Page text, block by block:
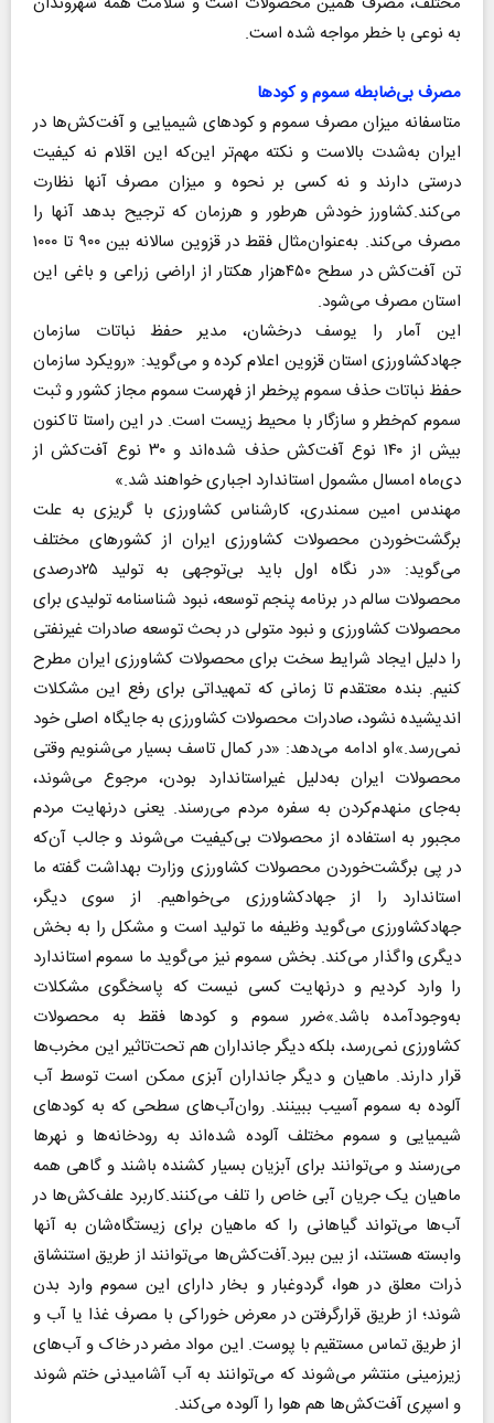
به نوعی با خطر مواجه شده است.
مصرف بی‌ضابطه سموم و کودها
متاسفانه میزان مصرف سموم و کودهای شیمیایی و آفت‌کش‌ها در
ایران به‌شدت بالاست و نکته مهم‌تر این‌که این اقلام نه کیفیت
درستی دارند و نه کسی بر نحوه و میزان مصرف آنها نظارت
می‌کند.کشاورز خودش هرطور و هرزمان که ترجیح بدهد آنها را
مصرف می‌کند. به‌عنوان‌مثال فقط در قزوین سالانه بین ۹۰۰ تا ۱۰۰۰
تن آفت‌کش در سطح ۴۵۰هزار هکتار از اراضی زراعی و باغی این
استان مصرف می‌شود.
این آمار را یوسف درخشان، مدیر حفظ نباتات سازمان
جهادکشاورزی استان قزوین اعلام کرده و می‌گوید: «رویکرد سازمان
حفظ نباتات حذف سموم پرخطر از فهرست سموم مجاز کشور و ثبت
سموم کم‌خطر و سازگار با محیط زیست است. در این راستا تاکنون
بیش از ۱۴۰ نوع آفت‌کش حذف شده‌اند و ۳۰ نوع آفت‌کش از
دی‌ماه امسال مشمول استاندارد اجباری خواهند شد.»
مهندس امین سمندری، کارشناس کشاورزی با گریزی به علت
برگشت‌خوردن محصولات کشاورزی ایران از کشورهای مختلف
می‌گوید: «در نگاه اول باید بی‌توجهی به تولید ۲۵درصدی
محصولات سالم در برنامه پنجم توسعه، نبود شناسنامه تولیدی برای
محصولات کشاورزی و نبود متولی در بحث توسعه صادرات غیرنفتی
را دلیل ایجاد شرایط سخت برای محصولات کشاورزی ایران مطرح
کنیم. بنده معتقدم تا زمانی که تمهیداتی برای رفع این مشکلات
اندیشیده نشود، صادرات محصولات کشاورزی به جایگاه اصلی خود
نمی‌رسد.»او ادامه می‌دهد: «در کمال تاسف بسیار می‌شنویم وقتی
محصولات ایران به‌دلیل غیراستاندارد بودن، مرجوع می‌شوند،
به‌جای منهدم‌کردن به سفره مردم می‌رسند. یعنی درنهایت مردم
مجبور به استفاده از محصولات بی‌کیفیت می‌شوند و جالب آن‌که
در پی برگشت‌خوردن محصولات کشاورزی وزارت بهداشت گفته ما
استاندارد را از جهادکشاورزی می‌خواهیم. از سوی دیگر،
جهادکشاورزی می‌گوید وظیفه ما تولید است و مشکل را به بخش
دیگری واگذار می‌کند. بخش سموم نیز می‌گوید ما سموم استاندارد
را وارد کردیم و درنهایت کسی نیست که پاسخگوی مشکلات
به‌وجودآمده باشد.»ضرر سموم و کودها فقط به محصولات
کشاورزی نمی‌رسد، بلکه دیگر جانداران هم تحت‌تاثیر این مخرب‌ها
قرار دارند. ماهیان و دیگر جانداران آبزی ممکن است توسط آب
آلوده به سموم آسیب ببینند. روان‌آب‌های سطحی که به کودهای
شیمیایی و سموم مختلف آلوده شده‌اند به رودخانه‌ها و نهرها
می‌رسند و می‌توانند برای آبزیان بسیار کشنده باشند و گاهی همه
ماهیان یک جریان آبی خاص را تلف می‌کنند.کاربرد علف‌کش‌ها در
آب‌ها می‌تواند گیاهانی را که ماهیان برای زیستگاه‌شان به آنها
وابسته هستند، از بین ببرد.آفت‌کش‌ها می‌توانند از طریق استنشاق
ذرات معلق در هوا، گردوغبار و بخار دارای این سموم وارد بدن
شوند؛ از طریق قرارگرفتن در معرض خوراکی با مصرف غذا یا آب و
از طریق تماس مستقیم با پوست. این مواد مضر در خاک و آب‌های
زیرزمینی منتشر می‌شوند که می‌توانند به آب آشامیدنی ختم شوند
و اسپری آفت‌کش‌ها هم هوا را آلوده می‌کند.